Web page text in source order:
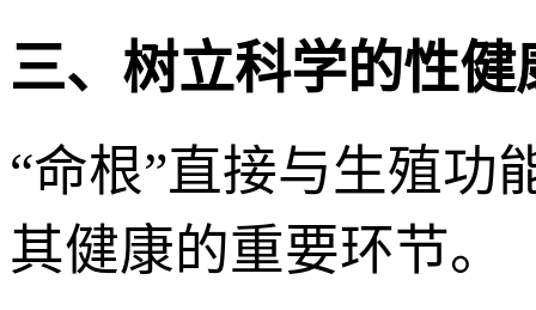
三、树立科学的性
“命根”直接与生殖功
其健康的重要环节。